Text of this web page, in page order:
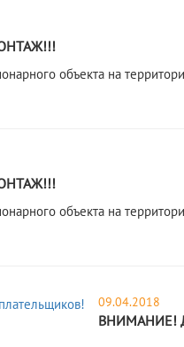
объекта на
объекта на
09.04.2018
ВНИМАНИЕ!